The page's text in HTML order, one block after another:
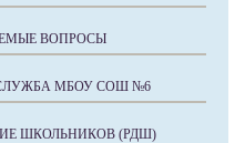
ВОПРОСЫ
МБОУ СОШ №6
ШКОЛЬНИКОВ (РДШ)